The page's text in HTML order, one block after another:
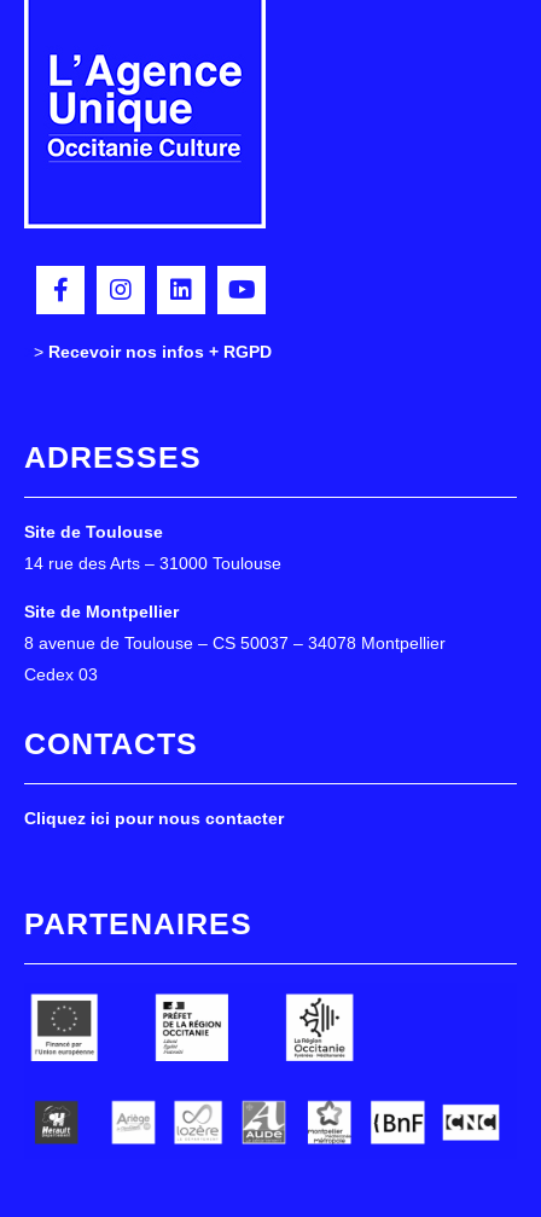
> Recevoir nos infos + RGPD
ADRESSES
Site de Toulouse
14 rue des Arts – 31000 Toulouse
Site de Montpellier
8 avenue de Toulouse – CS 50037 – 34078 Montpellier
Cedex 03
CONTACTS
Cliquez ici pour nous contacter
PARTENAIRES